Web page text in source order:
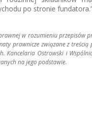
po stronie
w rozumieniu przepisów
prawnicze związane z
Kancelaria Ostrowski i
na jego podstawie.